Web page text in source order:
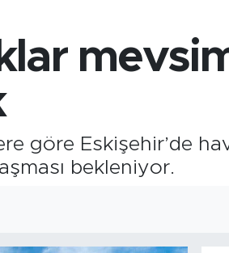
göre Eskişehir’de
bekleniyor.